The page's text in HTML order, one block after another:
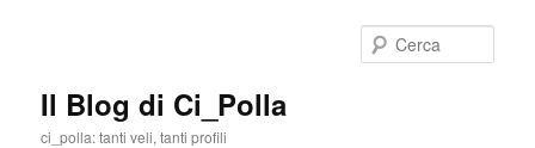
Il Blog di Ci_Polla
ci_polla: tanti veli, tanti profili